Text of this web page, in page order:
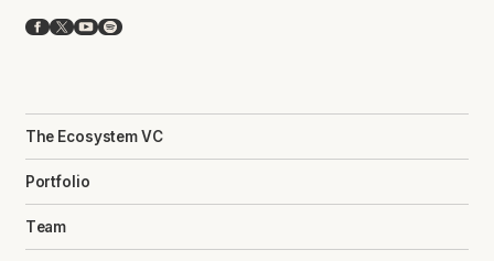
Facebook
X YouTube
Spotify
The Ecosystem VC
Portfolio
Team